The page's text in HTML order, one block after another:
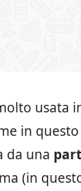
usata
in
da una
(in